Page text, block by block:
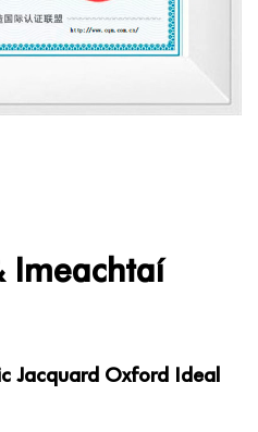
Imeachtaí
Jacquard Oxford Ideal